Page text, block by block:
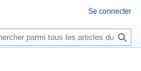
Se connecter